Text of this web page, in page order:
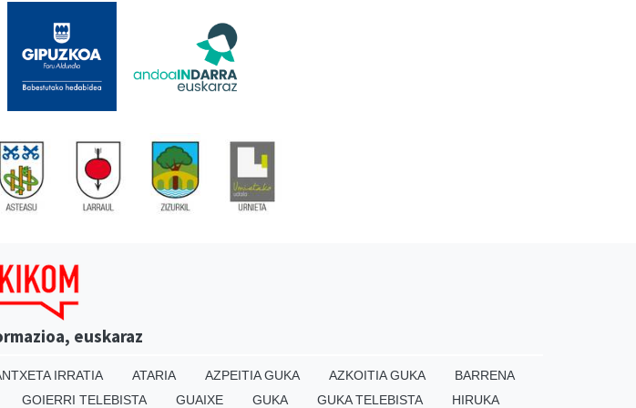
euskaraz
IRRATIA ATARIA AZPEITIA GUKA AZKOITIA GUKA
BARRENA
GOIERRI TELEBISTA GUAIXE GUKA GUKA TELEBISTA HIRUKA